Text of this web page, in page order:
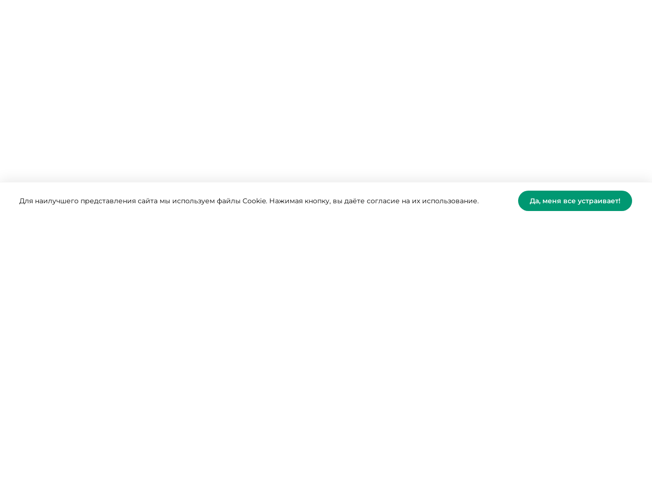
Для наилучшего представления сайта мы используем файлы Cookie. Нажимая кнопку, вы даёте согласие на их использование. Да, меня все устраивает!